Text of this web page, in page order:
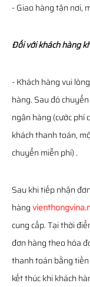
- Giao hàng tận nơi,
Đối với khách hàng
- Khách hàng vui
hàng. Sau đó
ngân hàng (cước phí
khách thanh toán,
chuyển miễn phí) .
Sau khi tiếp nhận
hàng
cung cấp. Tại thời
đơn hàng theo hóa
thanh toán bằng
kết thúc khi khách